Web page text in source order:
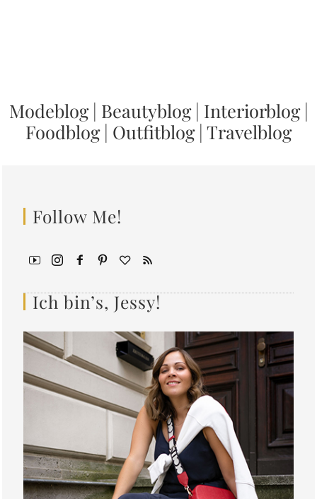
Modeblog| Beautyblog| Interiorblog|
Foodblog| Outfitblog| Travelblog
Follow Me!
Ich bin’s, Jessy!